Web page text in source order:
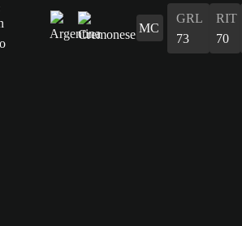
MC
GRL
73
RIT
70